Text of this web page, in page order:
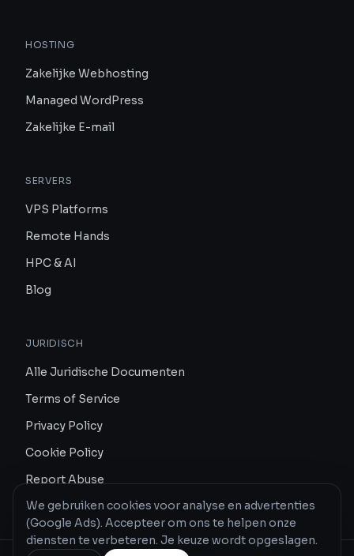
HOSTING
Zakelijke Webhosting
Managed WordPress
Zakelijke E-mail
SERVERS
VPS Platforms
Remote Hands
HPC & AI
Blog
JURIDISCH
Alle Juridische Documenten
Terms of Service
Privacy Policy
Cookie Policy
Report Abuse
We gebruiken cookies voor analyse en advertenties
(Google Ads). Accepteer om ons te helpen onze
diensten te verbeteren. Je keuze wordt opgeslagen.